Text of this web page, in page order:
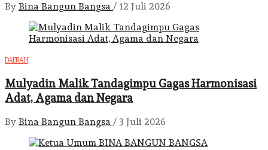
By Bina Bangun Bangsa / 12 Juli 2026
DAERAH
Mulyadin Malik Tandagimpu Gagas Harmonisasi
Adat, Agama dan Negara
By Bina Bangun Bangsa / 3 Juli 2026